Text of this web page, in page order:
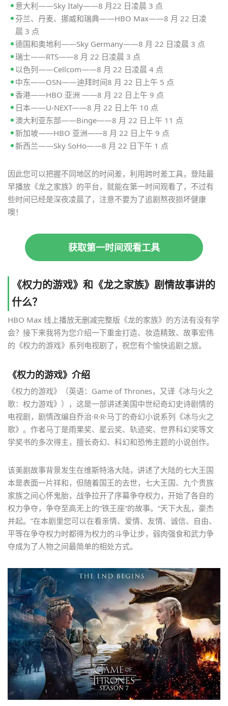
意大利——Sky Italy——8 月22 日凌晨 3 点
芬兰、丹麦、挪威和瑞典——HBO Max——8 月 22 日凌
晨 3 点
德国和奥地利——Sky Germany——8 月 22 日凌晨 3 点
瑞士——RTS——8 月 22 日凌晨 3 点
以色列——Cellcom——8 月 22 日凌晨 4 点
中东——OSN——迪拜时间8 月 22 日上午 5 点
香港——HBO 亚洲 ——8 月 22 日上午 9 点
日本——U-NEXT——8 月 22 日上午 10 点
澳大利亚东部——Binge——8 月 22 日上午 11 点
新加坡——HBO 亚洲——8 月 22 日上午 9 点
新西兰——Sky SoHo——8 月 22 日下午 1 点
因此您可以把握不同地区的时间差，利用跨时差工具，登陆最
早播放《龙之家族》的平台，就能在第一时间观看了，不过有
些时间已经是深夜凌晨了，注意不要为了追剧熬夜损坏健康
噢！
获取第一时间观看工具
《权力的游戏》和《龙之家族》剧情故事讲的
什么？
HBO Max 线上播放无删减完整版《龙的家族》的方法有没有学
会？接下来我将为您介绍一下重金打造、妆造精致、故事宏伟
的《权力的游戏》系列电视剧了，祝您有个愉快追剧之旅。
《权力的游戏》介绍
《权力的游戏》（英语：Game of Thrones，又译《冰与火之
歌：权力游戏》），这是一部讲述美国中世纪奇幻史诗剧情的
电视剧，剧情改编自乔治·R·R·马丁的奇幻小说系列《冰与火之
歌》。作者马丁是雨果奖、星云奖、轨迹奖、世界科幻奖等文
学奖书的多次得主，擅长奇幻、科幻和恐怖主题的小说创作。
该美剧故事背景发生在维斯特洛大陆，讲述了大陆的七大王国
本是表面一片祥和，但随着国王的去世，七大王国、九个贵族
家族之间心怀鬼胎，战争拉开了序幕争夺权力，开始了各自的
权力争夺，争夺至高无上的“铁王座”的故事。“天下大乱，豪杰
并起。”在本剧里您可以在看亲情、爱情、友情、诚信、自由、
平等在争夺权力时都得为权力的斗争让步，弱肉强食和武力争
夺成为了人物之间最简单的相处方式。